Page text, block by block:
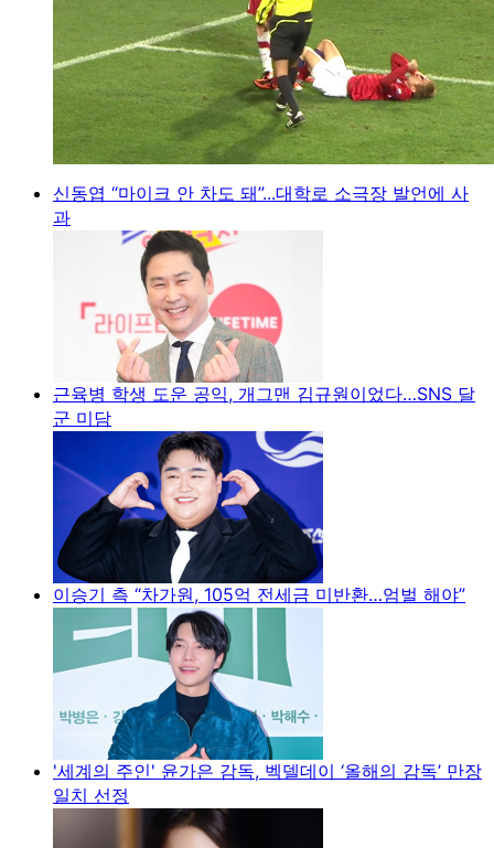
신동엽 “마이크 안 차도 돼”...대학로 소극장 발언에 사
과
근육병 학생 도운 공익, 개그맨 김규원이었다…SNS 달
군 미담
이승기 측 “차가원, 105억 전세금 미반환…엄벌 해야”
'세계의 주인' 윤가은 감독, 벡델데이 ‘올해의 감독’ 만장
일치 선정